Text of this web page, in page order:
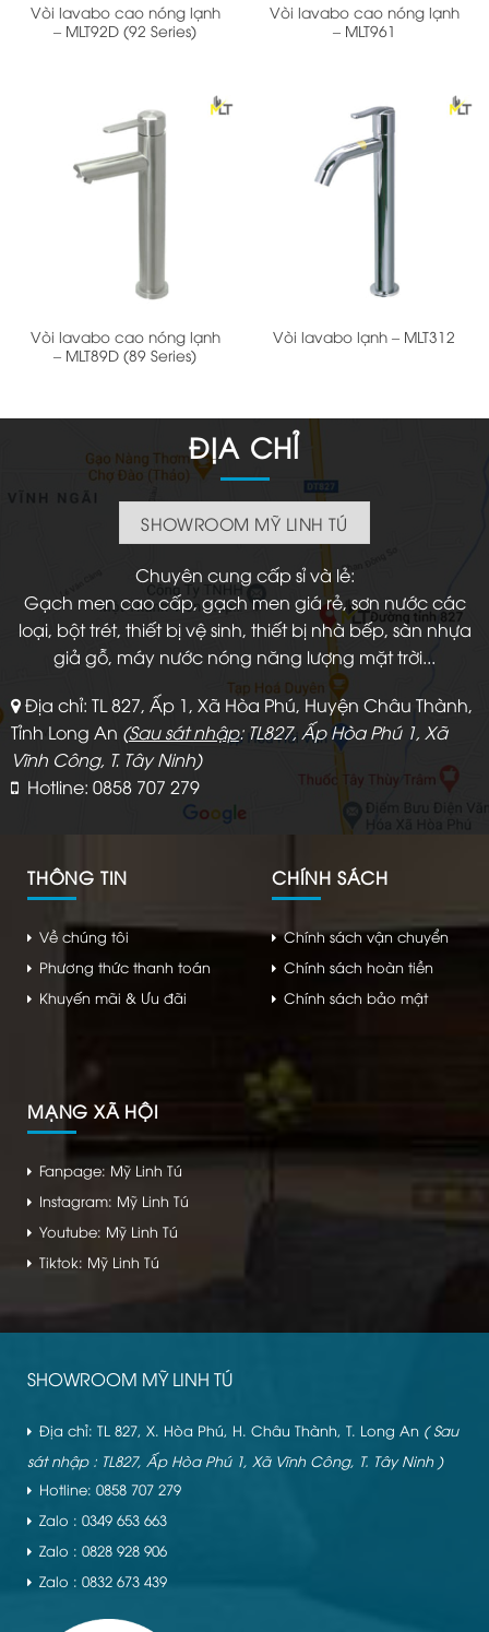
Vòi lavabo cao nóng lạnh
– MLT92D (92 Series)
Vòi lavabo cao nóng lạnh
– MLT961
Vòi lavabo cao nóng lạnh
– MLT89D (89 Series)
Vòi lavabo lạnh – MLT312
ĐỊA CHỈ
SHOWROOM MỸ LINH TÚ
Chuyên cung cấp sỉ và lẻ:
Gạch men cao cấp, gạch men giá rẻ, sơn nước các
loại, bột trét, thiết bị vệ sinh, thiết bị nhà bếp, sàn nhựa
giả gỗ, máy nước nóng năng lượng mặt trời...
Địa chỉ: TL 827, Ấp 1, Xã Hòa Phú, Huyện Châu Thành,
Tỉnh Long An (Sau sát nhập: TL827, Ấp Hòa Phú 1, Xã
Vĩnh Công, T. Tây Ninh)
Hotline: 0858 707 279
THÔNG TIN
Về chúng tôi
Phương thức thanh toán
Khuyến mãi & Ưu đãi
CHÍNH SÁCH
Chính sách vận chuyển
Chính sách hoàn tiền
Chính sách bảo mật
MẠNG XÃ HỘI
Fanpage: Mỹ Linh Tú
Instagram: Mỹ Linh Tú
Youtube: Mỹ Linh Tú
Tiktok: Mỹ Linh Tú
SHOWROOM MỸ LINH TÚ
Địa chỉ: TL 827, X. Hòa Phú, H. Châu Thành, T. Long An ( Sau
sát nhập : TL827, Ấp Hòa Phú 1, Xã Vĩnh Công, T. Tây Ninh )
Hotline: 0858 707 279
Zalo : 0349 653 663
Zalo : 0828 928 906
Zalo : 0832 673 439